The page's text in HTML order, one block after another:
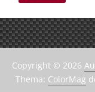
Copyright © 2026
Thema: ColorMag